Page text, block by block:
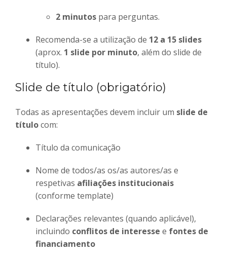
2 minutos para perguntas.
Recomenda-se a utilização de 12 a 15 slides
(aprox. 1 slide por minuto, além do slide de
título).
Slide de título (obrigatório)
Todas as apresentações devem incluir um slide de
títulocom:
Título da comunicação
Nome de todos/as os/as autores/as e
respetivas afiliações institucionais
(conforme template)
Declarações relevantes (quando aplicável),
incluindo conflitos de interesse e fontes de
financiamento